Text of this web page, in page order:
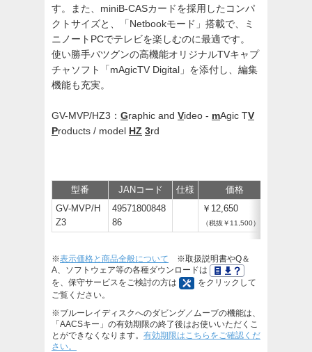
す。また、miniB-CASカードを採用したコンパ
クトサイズと、「Netbookモード」搭載で、ミ
ニノートPCでテレビを楽しむのに最適です。
使い勝手バツグンの高機能オリジナルTVキャプ
チャソフト「mAgicTV Digital」を添付し、編集
機能も充実。
GV-MVP/HZ3： Graphic and Video - mAgic TV
Products / model HZ 3rd
型番 JANコード 仕様 価格
GV-MVP/H
Z3
49571800848
86
￥12,650
（税抜￥11,500）
※表示価格と商品全般について ※取扱説明書やQ＆
A、ソフトウェア等の各種ダウンロードは
を、保守サービスをご検討の方は
をクリックして
ご覧ください。
※ブルーレイディスクへのダビング／ムーブの機能は、
「AACSキー」の有効期限の終了後はお使いいただくこ
とができなくなります。 有効期限はこちらをご確認くだ
さい。